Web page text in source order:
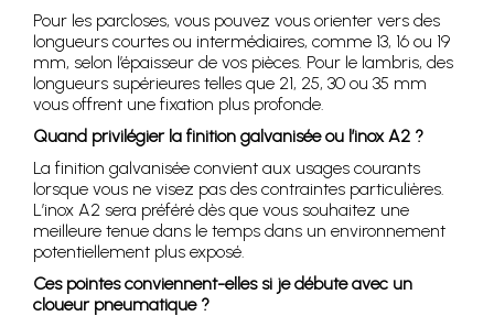
Pour les parcloses, vous pouvez vous orienter vers des
longueurs courtes ou intermédiaires, comme 13, 16 ou 19
mm, selon l’épaisseur de vos pièces. Pour le lambris, des
longueurs supérieures telles que 21, 25, 30 ou 35 mm
vous offrent une fixation plus profonde.
Quand privilégier la finition galvanisée ou l’inox A2 ?
La finition galvanisée convient aux usages courants
lorsque vous ne visez pas des contraintes particulières.
L’inox A2 sera préféré dès que vous souhaitez une
meilleure tenue dans le temps dans un environnement
potentiellement plus exposé.
Ces pointes conviennent-elles si je débute avec un
cloueur pneumatique ?